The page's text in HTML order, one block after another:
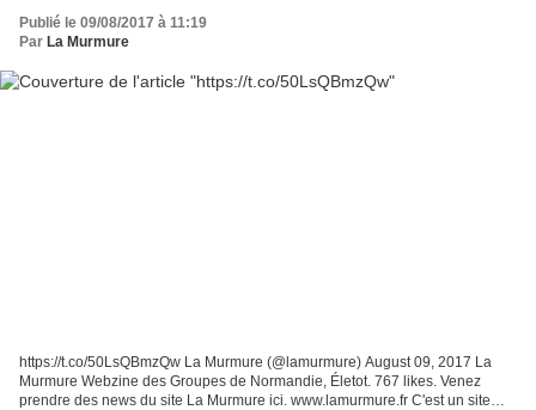
Publié le 09/08/2017 à 11:19
Par La Murmure
https://t.co/50LsQBmzQw La Murmure (@lamurmure) August 09, 2017 La
Murmure Webzine des Groupes de Normandie, Életot. 767 likes. Venez
prendre des news du site La Murmure ici. www.lamurmure.fr C'est un site